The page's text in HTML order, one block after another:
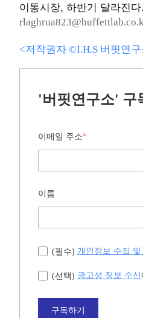
이통시장, 하반기 달라진
<저작권자 ©I.H.S 버핏연
'버핏연구소' 구
이메일 주소*
이름
(필수) 개인정보 수집 및
(선택) 광고성 정보 수신
구독하기